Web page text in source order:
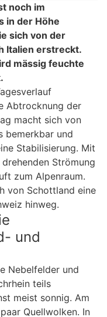
noch im
in der Höhe
sich von der
Italien erstreckt.
mässig feuchte
Abtrocknung der
macht sich von
bemerkbar und
Stabilisierung. Mit
Strömung
zum Alpenraum.
von Schottland eine
hinweg.
und
Nebelfelder und
teils
meist sonnig. Am
Quellwolken. In